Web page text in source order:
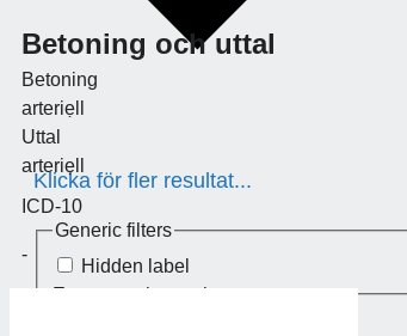
Klicka för fler resultat...
Generic filters
Hidden label
Exact matches only
Betoning och uttal
Betoning
arteriẹll
Uttal
arteriẹll
ICD-10
-